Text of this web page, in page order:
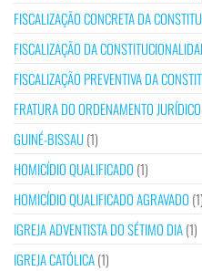
FISCALIZAÇÃO CONCRETA DA
FISCALIZAÇÃO DA
FISCALIZAÇÃO PREVENTIVA DA
FRATURA DO ORDENAMENTO
GUINÉ-BISSAU(1)
HOMICÍDIO QUALIFICADO (1)
HOMICÍDIO QUALIFICADO AGRAVADO (1)
IGREJA ADVENTISTA DO SÉTIMO DIA(1)
IGREJA CATÓLICA(1)